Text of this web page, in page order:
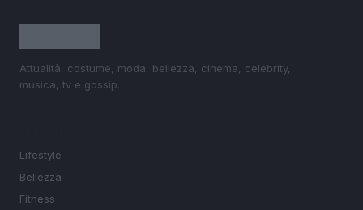
Attualità, costume, moda, bellezza, cinema, celebrity,
musica, tv e gossip.
Lifestyle
Bellezza
Fitness